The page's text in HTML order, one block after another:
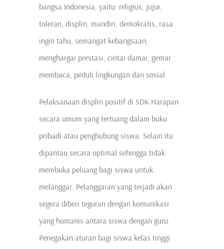
bangsa Indonesia, yaitu: religius, jujur,
toleran, displin, mandiri, demokratis, rasa
ingin tahu, semangat kebangsaan,
menghargai prestasi, cintai damai, gemar
membaca, peduli lingkungan dan sosial.
Pelaksanaan displin positif di SDK Harapan
secara umum yang tertuang dalam buku
pribadi atau penghubung siswa. Selain itu
dipantau secara optimal sehingga tidak
membuka peluang bagi siswa untuk
melanggar. Pelanggaran yang terjadi akan
segera diberi teguran dengan komunikasi
yang humanis antara siswa dengan guru.
Penegakan aturan bagi siswa kelas tinggi